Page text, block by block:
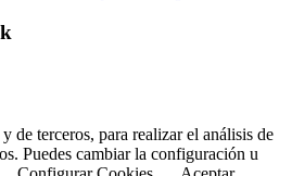
de terceros, para realizar el análisis de
Puedes cambiar la configuración u